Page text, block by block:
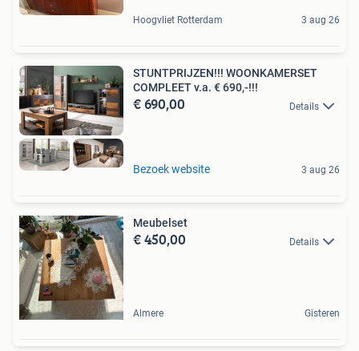
Hoogvliet Rotterdam 3 aug 26
STUNTPRIJZEN!!! WOONKAMERSET
COMPLEET v.a. € 690,-!!!
€ 690,00 Details
Bezoek website 3 aug 26
Meubelset
€ 450,00 Details
Almere Gisteren